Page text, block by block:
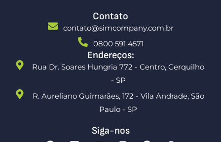
Contato
contato@simcompany.com.br
0800 591 4571
Endereços:
Rua Dr. Soares Hungria 772 - Centro, Cerquilho
- SP
R. Aureliano Guimarães, 172 - Vila Andrade, São
Paulo - SP
Siga-nos